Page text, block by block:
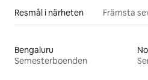
Resmål i närheten Främsta
Bengaluru
Semesterboenden